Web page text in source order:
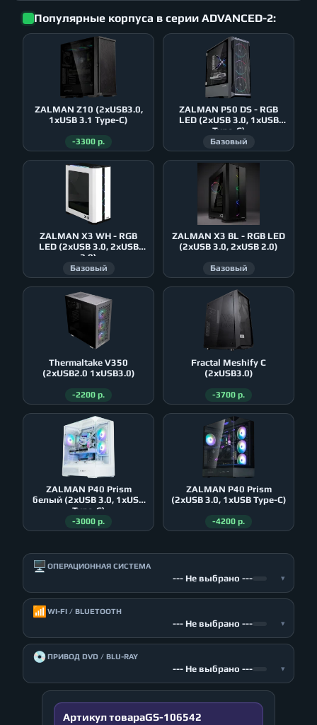
Популярные корпуса в серии ADVANCED-2:
ZALMAN Z10 (2xUSB3.0,
1xUSB 3.1 Type-C)
-3300 р.
ZALMAN P50 DS - RGB
LED (2xUSB 3.0, 1xUSB
Type-C)
Базовый
ZALMAN X3 WH - RGB
LED (2xUSB 3.0, 2xUSB
2.0)
Базовый
ZALMAN X3 BL - RGB LED
(2xUSB 3.0, 2xUSB 2.0)
Базовый
Thermaltake V350
(2xUSB2.0 1xUSB3.0)
-2200 р.
Fractal Meshify C
(2xUSB3.0)
-3700 р.
ZALMAN P40 Prism
белый (2xUSB 3.0, 1xUSB
Type-C)
-3000 р.
ZALMAN P40 Prism
(2xUSB 3.0, 1xUSB Type-C)
-4200 р.
🖥️ ОПЕРАЦИОННАЯ СИСТЕМА
--- Не выбрано --- ▾
📶 WI-FI / BLUETOOTH
--- Не выбрано --- ▾
💿ПРИВОД DVD / BLU-RAY
--- Не выбрано --- ▾
Артикул товараGS-106542